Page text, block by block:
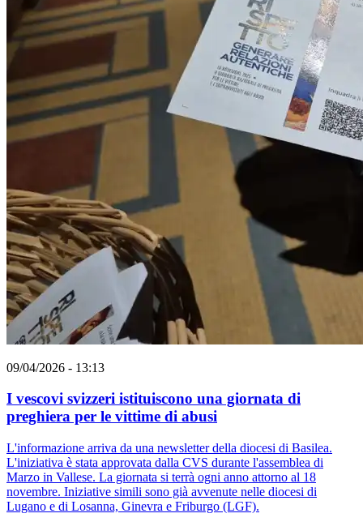
09/04/2026 - 13:13
I vescovi svizzeri istituiscono una giornata di
preghiera per le vittime di abusi
L'informazione arriva da una newsletter della diocesi di Basilea.
L'iniziativa è stata approvata dalla CVS durante l'assemblea di
Marzo in Vallese. La giornata si terrà ogni anno attorno al 18
novembre. Iniziative simili sono già avvenute nelle diocesi di
Lugano e di Losanna, Ginevra e Friburgo (LGF).